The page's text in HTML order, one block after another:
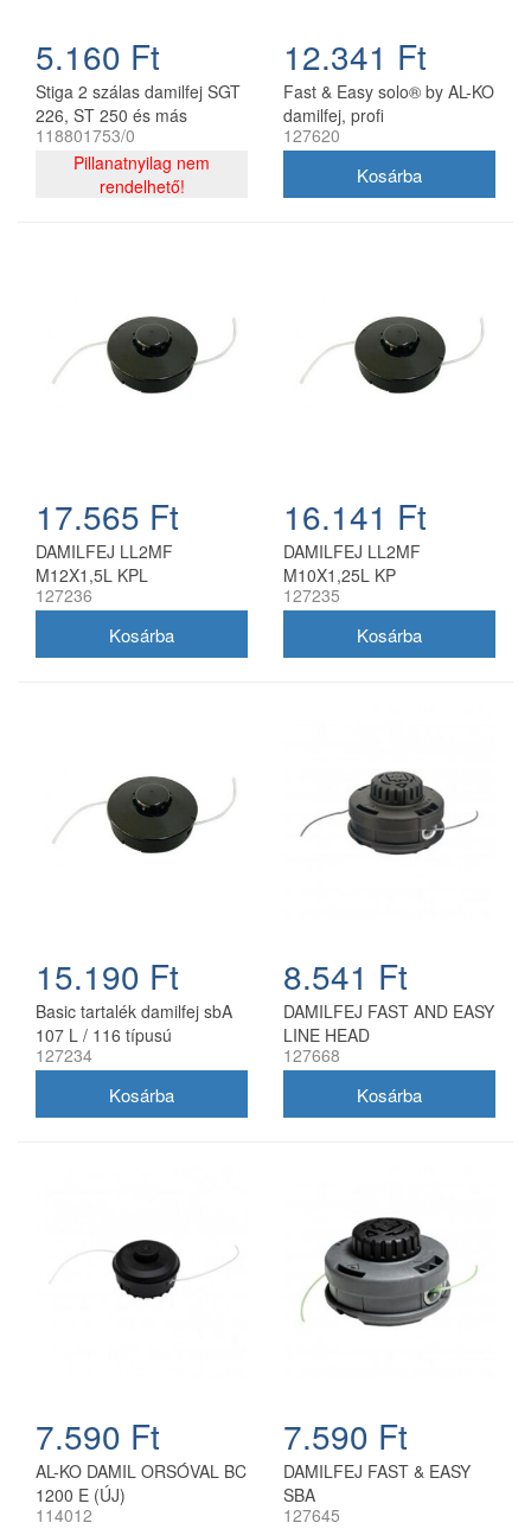
5.160 Ft
Stiga 2 szálas damilfej SGT
226, ST 250 és más
modellekhez 118801753/0
118801753/0
Pillanatnyilag nem
rendelhető!
12.341 Ft
Fast & Easy solo® by AL-KO
damilfej, profi
127620
17.565 Ft
DAMILFEJ LL2MF
M12X1,5L KPL
127236
16.141 Ft
DAMILFEJ LL2MF
M10X1,25L KP
127235
15.190 Ft
Basic tartalék damilfej sbA
107 L / 116 típusú
benzinmotoros fűkaszákhoz
127234
8.541 Ft
DAMILFEJ FAST AND EASY
LINE HEAD
127668
7.590 Ft
AL-KO DAMIL ORSÓVAL BC
1200 E (ÚJ)
114012
7.590 Ft
DAMILFEJ FAST & EASY
SBA
127645